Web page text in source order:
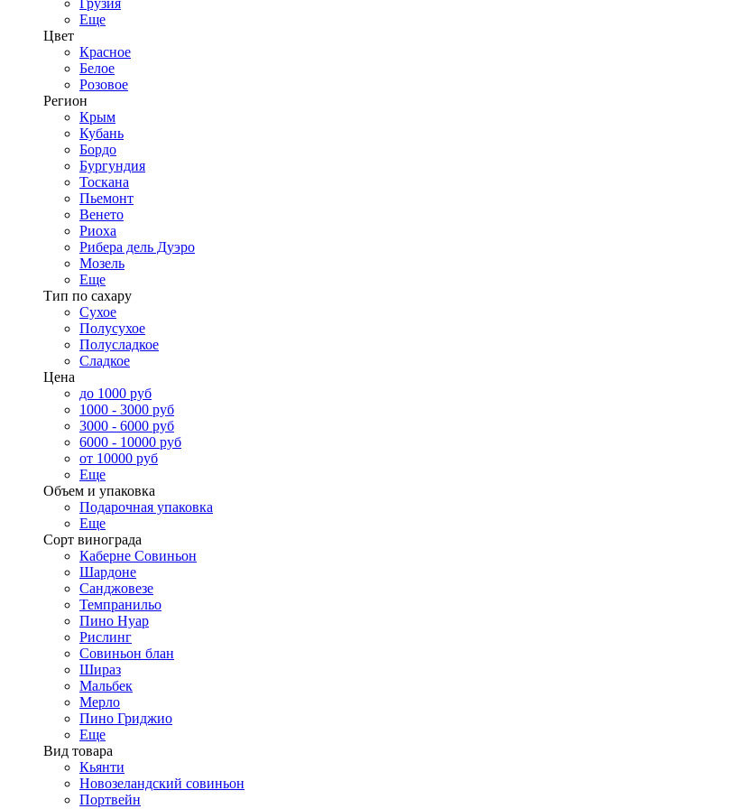
Грузия
Еще
Цвет
Красное
Белое
Розовое
Регион
Крым
Кубань
Бордо
Бургундия
Тоскана
Пьемонт
Венето
Риоха
Рибера дель Дуэро
Мозель
Еще
Тип по сахару
Сухое
Полусухое
Полусладкое
Сладкое
Цена
до 1000 руб
1000 - 3000 руб
3000 - 6000 руб
6000 - 10000 руб
от 10000 руб
Еще
Объем и упаковка
Подарочная упаковка
Еще
Сорт винограда
Каберне Совиньон
Шардоне
Санджовезе
Темпранильо
Пино Нуар
Рислинг
Совиньон блан
Шираз
Мальбек
Мерло
Пино Гриджио
Еще
Вид товара
Кьянти
Новозеландский совиньон
Портвейн